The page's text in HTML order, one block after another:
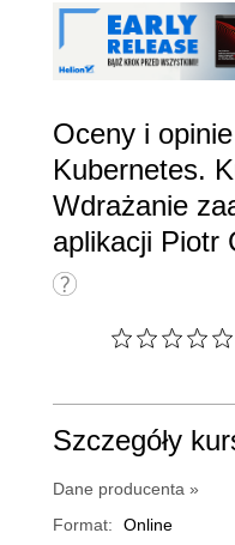
Oceny i
Kubernetes.
Wdrażanie
aplikacji Piotr
Szczegóły
Dane producenta »
Format:
Online